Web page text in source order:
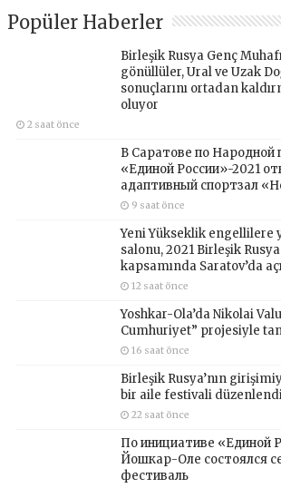
Popüler Haberler
Birleşik Rusya Genç
gönüllüler, Ural ve Uzak
sonuçlarını ortadan
oluyor
2 saat önce
В Саратове по Народной
«Единой России»-2021
адаптивный спортзал
9 saat önce
Yeni Yükseklik engellilere
salonu, 2021 Birleşik
kapsamında Saratov’da
12 saat önce
Yoshkar-Ola’da Nikolai
Cumhuriyet” projesiyle
16 saat önce
Birleşik Rusya’nın
bir aile festivali
22 saat önce
По инициативе «Единой
Йошкар-Оле состоялся
фестиваль